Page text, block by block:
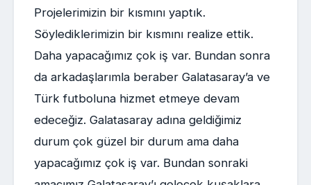
Projelerimizin bir kısmını yaptık.
Söylediklerimizin bir kısmını realize ettik.
Daha yapacağımız çok iş var. Bundan sonra
da arkadaşlarımla beraber Galatasaray’a ve
Türk futboluna hizmet etmeye devam
edeceğiz. Galatasaray adına geldiğimiz
durum çok güzel bir durum ama daha
yapacağımız çok iş var. Bundan sonraki